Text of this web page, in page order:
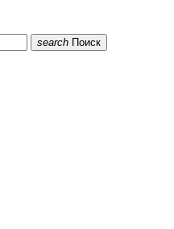
search Поиск